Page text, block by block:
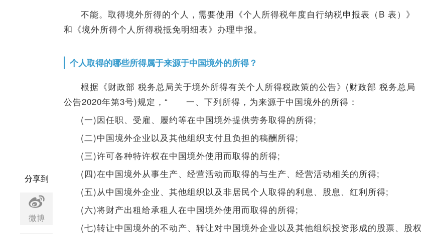
不能。取得境外所得的个人，需要使用《个人所得税年度自行纳税申报表（B 表）》
和《境外所得个人所得税抵免明细表》办理申报。
个人取得的哪些所得属于来源于中国境外的所得？
根据《财政部 税务总局关于境外所得有关个人所得税政策的公告》(财政部 税务总局
公告2020年第3号)规定，“ 一、下列所得，为来源于中国境外的所得：
(一)因任职、受雇、履约等在中国境外提供劳务取得的所得;
(二)中国境外企业以及其他组织支付且负担的稿酬所得;
(三)许可各种特许权在中国境外使用而取得的所得;
(四)在中国境外从事生产、经营活动而取得的与生产、经营活动相关的所得;
(五)从中国境外企业、其他组织以及非居民个人取得的利息、股息、红利所得;
(六)将财产出租给承租人在中国境外使用而取得的所得;
(七)转让中国境外的不动产、转让对中国境外企业以及其他组织投资形成的股票、股权
分享到
微博